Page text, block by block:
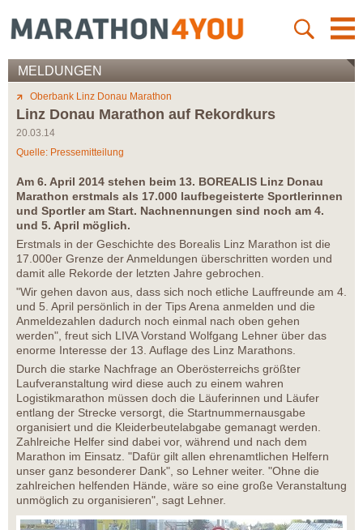
MELDUNGEN
Oberbank Linz Donau Marathon
Linz Donau Marathon auf Rekordkurs
20.03.14
Quelle: Pressemitteilung
Am 6. April 2014 stehen beim 13. BOREALIS Linz Donau
Marathon erstmals als 17.000 laufbegeisterte Sportlerinnen
und Sportler am Start. Nachnennungen sind noch am 4.
und 5. April möglich.
Erstmals in der Geschichte des Borealis Linz Marathon ist die
17.000er Grenze der Anmeldungen überschritten worden und
damit alle Rekorde der letzten Jahre gebrochen.
"Wir gehen davon aus, dass sich noch etliche Lauffreunde am 4.
und 5. April persönlich in der Tips Arena anmelden und die
Anmeldezahlen dadurch noch einmal nach oben gehen
werden", freut sich LIVA Vorstand Wolfgang Lehner über das
enorme Interesse der 13. Auflage des Linz Marathons.
Durch die starke Nachfrage an Oberösterreichs größter
Laufveranstaltung wird diese auch zu einem wahren
Logistikmarathon müssen doch die Läuferinnen und Läufer
entlang der Strecke versorgt, die Startnummernausgabe
organisiert und die Kleiderbeutelabgabe gemanagt werden.
Zahlreiche Helfer sind dabei vor, während und nach dem
Marathon im Einsatz. "Dafür gilt allen ehrenamtlichen Helfern
unser ganz besonderer Dank", so Lehner weiter. "Ohne die
zahlreichen helfenden Hände, wäre so eine große Veranstaltung
unmöglich zu organisieren", sagt Lehner.